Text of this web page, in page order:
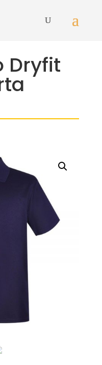
Dryfit